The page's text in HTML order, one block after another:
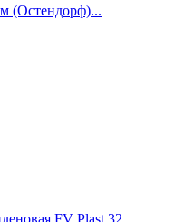
(Остендорф)...
FV Plast 32...